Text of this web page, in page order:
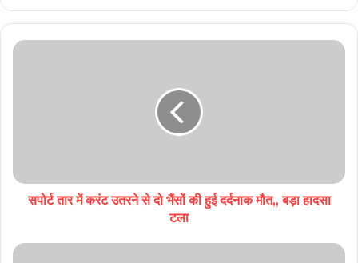
सपोर्ट तार में करंट उतरने से दो भैंसों की हुई दर्दनाक मौत,, बड़ा हादसा
टला